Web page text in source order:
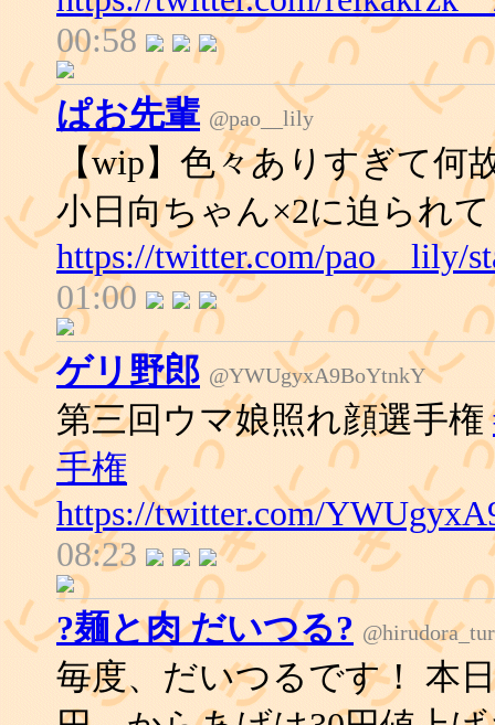
00:58
ぱお先輩 @pao__lily
【wip】色々ありすぎて何
小日向ちゃん×2に迫られ
https://twitter.com/pao__lily/
01:00
ゲリ野郎 @YWUgyxA9BoYtnkY
第三回ウマ娘照れ顔選手権
手権
https://twitter.com/
08:23
?麺と肉 だいつる?
毎度、だいつるです！ 本